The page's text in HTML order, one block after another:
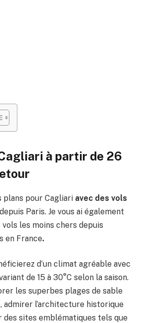
à partir de 26
plans pour Cagliari avec des vols
Paris. Je vous ai également
les moins chers depuis
en France.
d’un climat agréable avec
de 15 à 30°C selon la saison.
les superbes plages de sable
admirer l’architecture historique
des sites emblématiques tels que